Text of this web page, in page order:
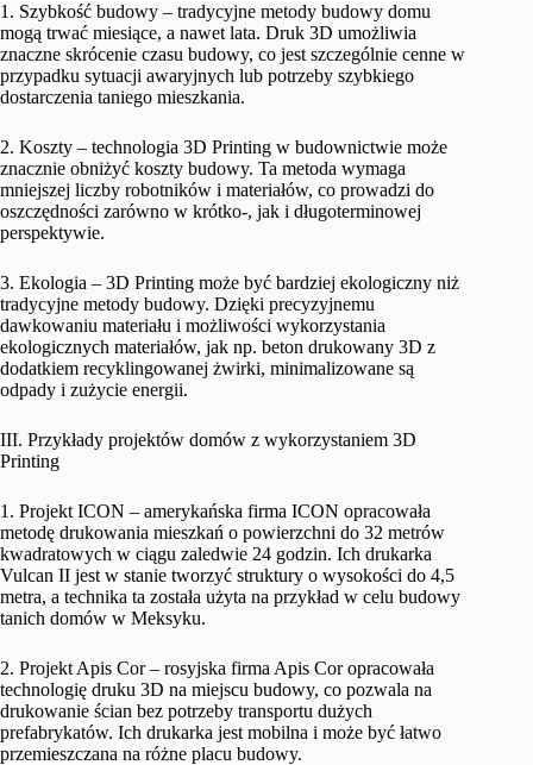
1. Szybkość budowy – tradycyjne metody budowy domu
mogą trwać miesiące, a nawet lata. Druk 3D umożliwia
znaczne skrócenie czasu budowy, co jest szczególnie cenne w
przypadku sytuacji awaryjnych lub potrzeby szybkiego
dostarczenia taniego mieszkania.
2. Koszty – technologia 3D Printing w budownictwie może
znacznie obniżyć koszty budowy. Ta metoda wymaga
mniejszej liczby robotników i materiałów, co prowadzi do
oszczędności zarówno w krótko-, jak i długoterminowej
perspektywie.
3. Ekologia – 3D Printing może być bardziej ekologiczny niż
tradycyjne metody budowy. Dzięki precyzyjnemu
dawkowaniu materiału i możliwości wykorzystania
ekologicznych materiałów, jak np. beton drukowany 3D z
dodatkiem recyklingowanej żwirki, minimalizowane są
odpady i zużycie energii.
III. Przykłady projektów domów z wykorzystaniem 3D
Printing
1. Projekt ICON – amerykańska firma ICON opracowała
metodę drukowania mieszkań o powierzchni do 32 metrów
kwadratowych w ciągu zaledwie 24 godzin. Ich drukarka
Vulcan II jest w stanie tworzyć struktury o wysokości do 4,5
metra, a technika ta została użyta na przykład w celu budowy
tanich domów w Meksyku.
2. Projekt Apis Cor – rosyjska firma Apis Cor opracowała
technologię druku 3D na miejscu budowy, co pozwala na
drukowanie ścian bez potrzeby transportu dużych
prefabrykatów. Ich drukarka jest mobilna i może być łatwo
przemieszczana na różne placu budowy.